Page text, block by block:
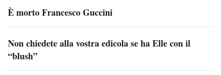
È morto Francesco Guccini
Non chiedete alla vostra edicola se ha Elle con il
“blush”